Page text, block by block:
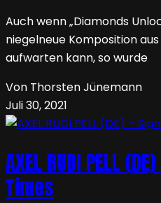
Auch wenn „Diamonds
niegelneue Komposition
aufwarten kann, so wurde
Von Thorsten Jünemann
Juli 30, 2021
AXEL RUDI PELL
Times